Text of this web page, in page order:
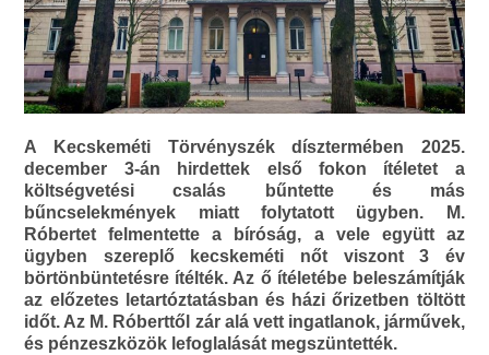
A Kecskeméti Törvényszék dísztermében 2025.
december 3-án hirdettek első fokon ítéletet a
költségvetési csalás bűntette és más
bűncselekmények miatt folytatott ügyben. M.
Róbertet felmentette a bíróság, a vele együtt az
ügyben szereplő kecskeméti nőt viszont 3 év
börtönbüntetésre ítélték. Az ő ítéletébe beleszámítják
az előzetes letartóztatásban és házi őrizetben töltött
időt. Az M. Róberttől zár alá vett ingatlanok, járművek,
és pénzeszközök lefoglalását megszüntették.